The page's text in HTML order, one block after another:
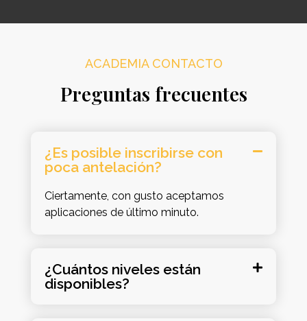
ACADEMIA CONTACTO
Preguntas frecuentes
¿Es posible inscribirse con
poca antelación?
Ciertamente, con gusto aceptamos
aplicaciones de último minuto.
¿Cuántos niveles están
disponibles?